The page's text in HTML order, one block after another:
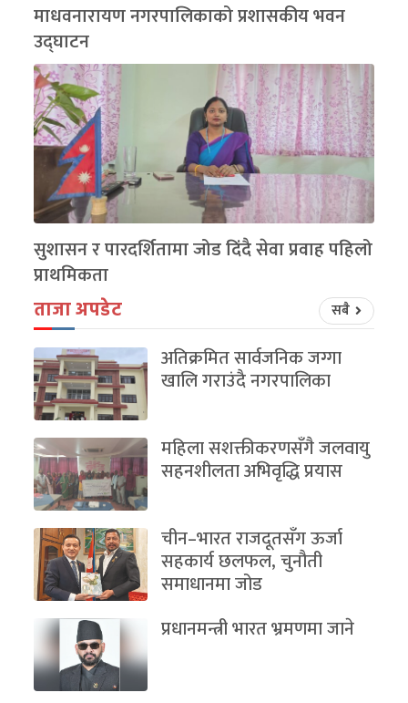
माधवनारायण नगरपालिकाको प्रशासकीय भवन
उद्घाटन
सुशासन र पारदर्शितामा जोड दिंदै सेवा प्रवाह पहिलो
प्राथमिकता
ताजा अपडेट सबै
अतिक्रमित सार्वजनिक जग्गा
खालि गराउंदै नगरपालिका
महिला सशक्तीकरणसँगै जलवायु
सहनशीलता अभिवृद्धि प्रयास
चीन–भारत राजदूतसँग ऊर्जा
सहकार्य छलफल, चुनौती
समाधानमा जोड
प्रधानमन्त्री भारत भ्रमणमा जाने